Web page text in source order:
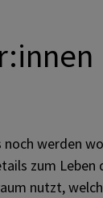
werden
zum Leben
nutzt,